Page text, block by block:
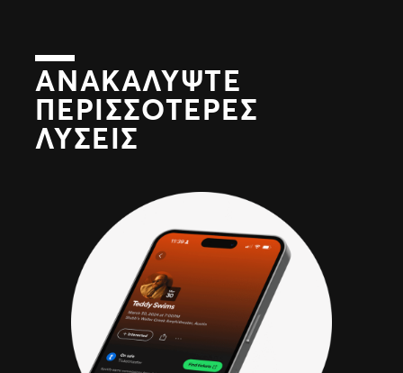
ΑΝΑΚΑΛΎΨΤΕ
ΠΕΡΙΣΣΌΤΕΡΕΣ
ΛΎΣΕΙΣ